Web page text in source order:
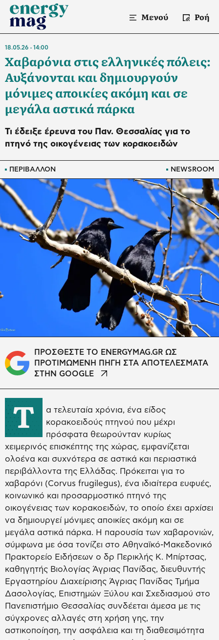
Μενού Ροή
ΠΕΡΙΒΑΛΛΟΝ NEWSROOM
18.05.26 14:00
Χαβαρόνια στις ελληνικές πόλεις:
Αυξάνονται και δημιουργούν
μόνιμες αποικίες ακόμη και σε
μεγάλα αστικά πάρκα
Τι έδειξε έρευνα του Παν. Θεσσαλίας για το
πτηνό της οικογένειας των κορακοειδών
ΠΡΟΣΘΕΣΤΕ ΤΟ ENERGYMAG.GR ΩΣ
ΠΡΟΤΙΜΩΜΕΝΗ ΠΗΓΗ ΣΤΑ ΑΠΟΤΕΛΕΣΜΑΤΑ
ΣΤΗΝ GOOGLE
Τ
α τελευταία χρόνια, ένα είδος
κορακοειδούς πτηνού που μέχρι
πρόσφατα θεωρούνταν κυρίως
χειμερινός επισκέπτης της χώρας, εμφανίζεται
ολοένα και συχνότερα σε αστικά και περιαστικά
περιβάλλοντα της Ελλάδας. Πρόκειται για το
χαβαρόνι (Corvus frugilegus), ένα ιδιαίτερα ευφυές,
κοινωνικό και προσαρμοστικό πτηνό της
οικογένειας των κορακοειδών, το οποίο έχει αρχίσει
να δημιουργεί μόνιμες αποικίες ακόμη και σε
μεγάλα αστικά πάρκα. Η παρουσία των χαβαρονιών,
σύμφωνα με όσα τονίζει στο Αθηναϊκό-Μακεδονικό
Πρακτορείο Ειδήσεων ο δρ Περικλής Κ. Μπίρτσας,
καθηγητής Βιολογίας Άγριας Πανίδας, διευθυντής
Εργαστηρίου Διαχείρισης Άγριας Πανίδας Τμήμα
Δασολογίας, Επιστημών Ξύλου και Σχεδιασμού στο
Πανεπιστήμιο Θεσσαλίας συνδέεται άμεσα με τις
σύγχρονες αλλαγές στη χρήση γης, την
αστικοποίηση, την ασφάλεια και τη διαθεσιμότητα